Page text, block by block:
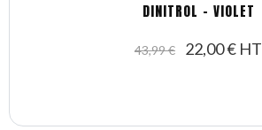
DINITROL - VIOLET
43,99 € 22,00 € HT